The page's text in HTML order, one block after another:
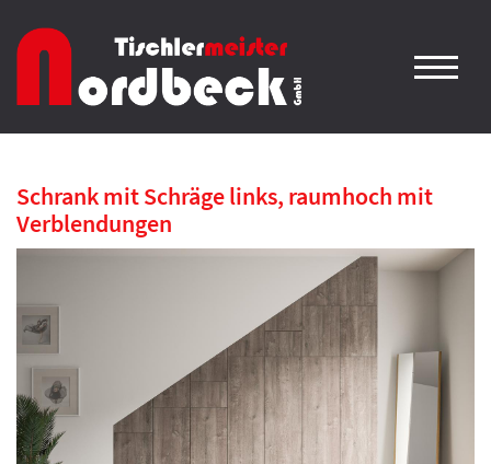
Schrank mit Schräge links, raumhoch mit
Verblendungen